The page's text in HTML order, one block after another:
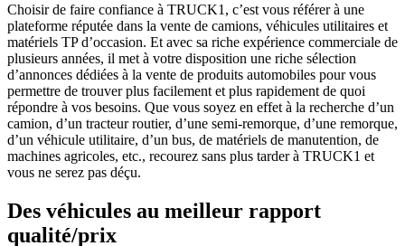
Choisir de faire confiance à TRUCK1, c’est vous référer à une
plateforme réputée dans la vente de camions, véhicules utilitaires et
matériels TP d’occasion. Et avec sa riche expérience commerciale de
plusieurs années, il met à votre disposition une riche sélection
d’annonces dédiées à la vente de produits automobiles pour vous
permettre de trouver plus facilement et plus rapidement de quoi
répondre à vos besoins. Que vous soyez en effet à la recherche d’un
camion, d’un tracteur routier, d’une semi-remorque, d’une remorque,
d’un véhicule utilitaire, d’un bus, de matériels de manutention, de
machines agricoles, etc., recourez sans plus tarder à TRUCK1 et
vous ne serez pas déçu.
Des véhicules au meilleur rapport
qualité/prix